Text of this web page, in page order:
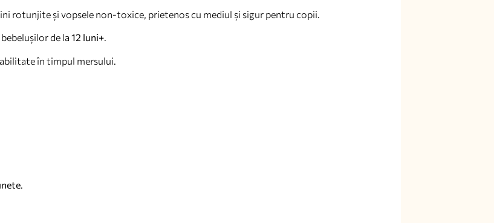
rotunjite și vopsele non-toxice, prietenos cu mediul și sigur pentru copii.
de la 12 luni+.
în timpul mersului.
.